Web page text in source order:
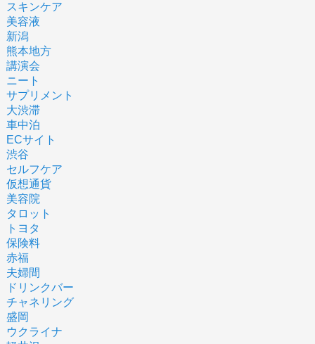
スキンケア
美容液
新潟
熊本地方
講演会
ニート
サプリメント
大渋滞
車中泊
ECサイト
渋谷
セルフケア
仮想通貨
美容院
タロット
トヨタ
保険料
赤福
夫婦間
ドリンクバー
チャネリング
盛岡
ウクライナ